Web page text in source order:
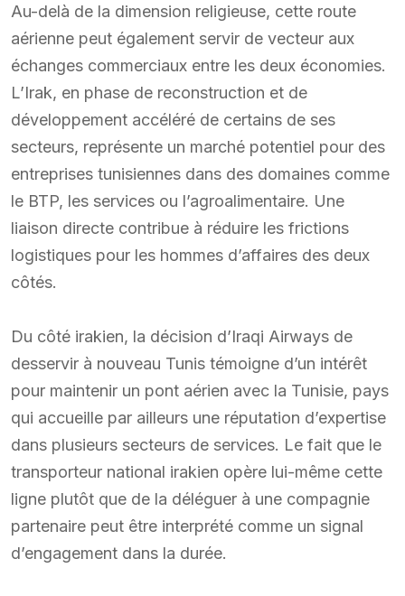
Au-delà de la dimension religieuse, cette route
aérienne peut également servir de vecteur aux
échanges commerciaux entre les deux économies.
L’Irak, en phase de reconstruction et de
développement accéléré de certains de ses
secteurs, représente un marché potentiel pour des
entreprises tunisiennes dans des domaines comme
le BTP, les services ou l’agroalimentaire. Une
liaison directe contribue à réduire les frictions
logistiques pour les hommes d’affaires des deux
côtés.
Du côté irakien, la décision d’Iraqi Airways de
desservir à nouveau Tunis témoigne d’un intérêt
pour maintenir un pont aérien avec la Tunisie, pays
qui accueille par ailleurs une réputation d’expertise
dans plusieurs secteurs de services. Le fait que le
transporteur national irakien opère lui-même cette
ligne plutôt que de la déléguer à une compagnie
partenaire peut être interprété comme un signal
d’engagement dans la durée.